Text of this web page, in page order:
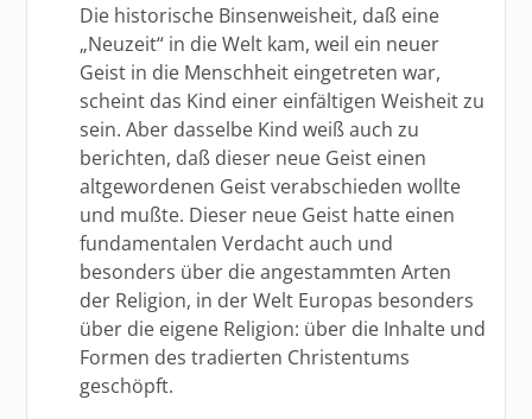
Die historische Binsenweisheit, daß eine
„Neuzeit“ in die Welt kam, weil ein neuer
Geist in die Menschheit eingetreten war,
scheint das Kind einer einfältigen Weisheit zu
sein. Aber dasselbe Kind weiß auch zu
berichten, daß dieser neue Geist einen
altgewordenen Geist verabschieden wollte
und mußte. Dieser neue Geist hatte einen
fundamentalen Verdacht auch und
besonders über die angestammten Arten
der Religion, in der Welt Europas besonders
über die eigene Religion: über die Inhalte und
Formen des tradierten Christentums
geschöpft.